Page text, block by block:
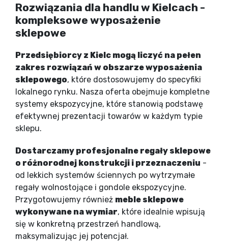
Rozwiązania dla handlu w Kielcach -
kompleksowe wyposażenie
sklepowe
Przedsiębiorcy z Kielc mogą liczyć na pełen
zakres rozwiązań w obszarze wyposażenia
sklepowego, które dostosowujemy do specyfiki
lokalnego rynku. Nasza oferta obejmuje kompletne
systemy ekspozycyjne, które stanowią podstawę
efektywnej prezentacji towarów w każdym typie
sklepu.
Dostarczamy profesjonalne regały sklepowe
o różnorodnej konstrukcji i przeznaczeniu -
od lekkich systemów ściennych po wytrzymałe
regały wolnostojące i gondole ekspozycyjne.
Przygotowujemy również meble sklepowe
wykonywane na wymiar, które idealnie wpisują
się w konkretną przestrzeń handlową,
maksymalizując jej potencjał.